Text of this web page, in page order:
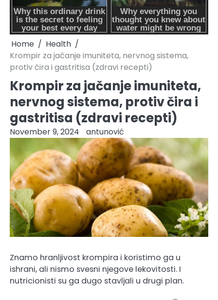
Home
Health
Krompir za jačanje imuniteta, nervnog sistema,
protiv čira i gastritisa (zdravi recepti)
Krompir za jačanje imuniteta,
nervnog sistema, protiv čira i
gastritisa (zdravi recepti)
November 9, 2024 antunović
Znamo hranljivost krompira i koristimo ga u
ishrani, ali nismo svesni njegove lekovitosti. I
nutricionisti su ga dugo stavljali u drugi plan.